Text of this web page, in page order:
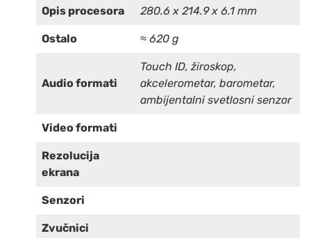
Opis procesora 280.6 x 214.9 x 6.1 mm
Ostalo ≈ 620 g
Audio formati
Touch ID, žiroskop,
akcelerometar, barometar,
ambijentalni svetlosni senzor
Video formati
Rezolucija
ekrana
Senzori
Zvučnici